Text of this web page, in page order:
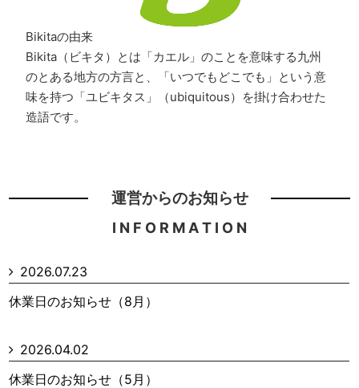
Bikitaの由来
Bikita（ビキタ）とは「カエル」のことを意味する九州
のとある地方の方言と、「いつでもどこでも」という意
味を持つ「ユビキタス」（ubiquitous）を掛け合わせた
造語です。
運営からのお知らせ
I N F O R M A T I O N
2026.07.23
休業日のお知らせ（8月）
2026.04.02
休業日のお知らせ（5月）